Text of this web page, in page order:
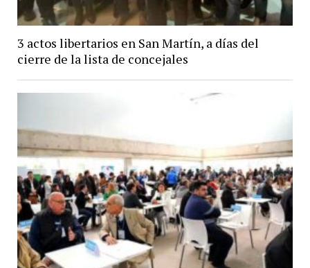
3 actos libertarios en San Martín, a días del
cierre de la lista de concejales